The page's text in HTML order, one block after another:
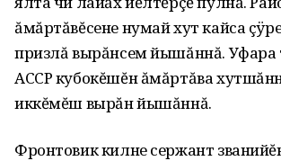
ăмăртăвĕсене нумай хут кайса
призлă вырăнсем йышăннă. Уфара
АССР кубокĕшĕн ăмăртăва
иккĕмĕш вырăн йышăннă.
Фронтовик килне сержант